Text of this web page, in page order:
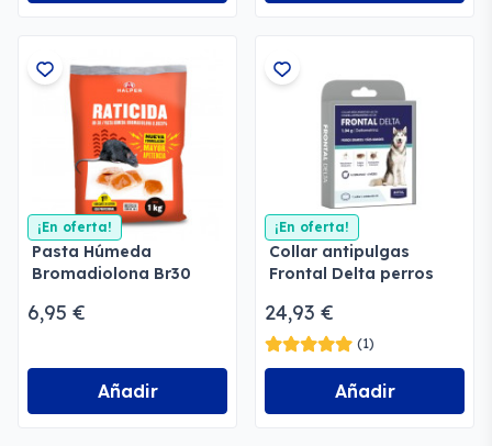
¡En oferta!
Pasta Húmeda
Bromadiolona Br30
6,95 €
Añadir
¡En oferta!
Collar antipulgas
Frontal Delta perros
24,93 €
(1)
Añadir